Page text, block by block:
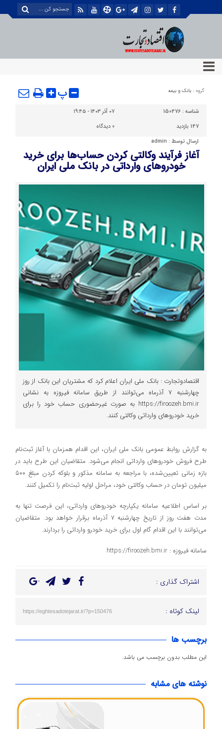
گروه : بانک و بیمه پ
شناسه : 150476
۰۷ آذر ۱۴۰۳ - ۱۹:۴۵
147 بازدید
0 دیدگاه
ارسال توسط : admin
آغاز فرآیند وکالتی کردن حساب‌ها برای خرید
خودروهای وارداتی در بانک ملی ایران
اقتصادوتجارت : بانک ملی ایران اعلام کرد که مشتریان این بانک از روز
چهارشنبه ۷ آذرماه می‌توانند از طریق سامانه فیروزه به نشانی
https://firoozeh.bmi.ir به صورت غیرحضوری حساب خود را برای
خرید خودروهای وارداتی وکالتی کنند.
به گزارش روابط عمومی بانک ملی ایران، این اقدام همزمان با آغاز ثبت‌نام
طرح فروش خودروهای وارداتی انجام می‌شود. متقاضیان این طرح باید در
بازه زمانی تعیین‌شده، با مراجعه به سامانه مذکور و بلوکه کردن مبلغ ۵۰۰
میلیون تومان در حساب وکالتی خود، مراحل اولیه ثبت‌نام را تکمیل کنند.
بر اساس اطلاعیه سامانه یکپارچه خودروهای وارداتی، این فرصت تنها به
مدت هفت روز از تاریخ چهارشنبه ۷ آذرماه برقرار خواهد بود. متقاضیان
می‌توانند با این اقدام گام اول برای خرید خودرو وارداتی را بردارند.
سامانه فیروزه : https://firoozeh.bmi.ir
اشتراک گذاری :
لینک کوتاه : https://eghtesadotejarat.ir/?p=150476
برچسب ها
این مطلب بدون برچسب می باشد.
نوشته های مشابه